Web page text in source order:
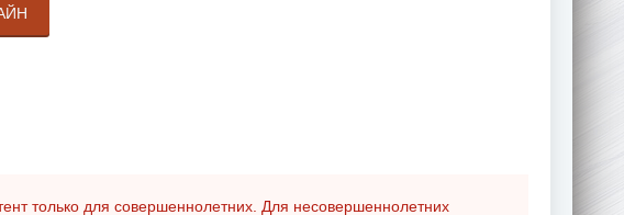
только для совершеннолетних. Для несовершеннолетних